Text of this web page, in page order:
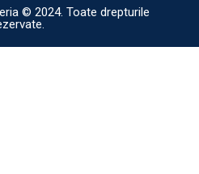
© 2024. Toate drepturile